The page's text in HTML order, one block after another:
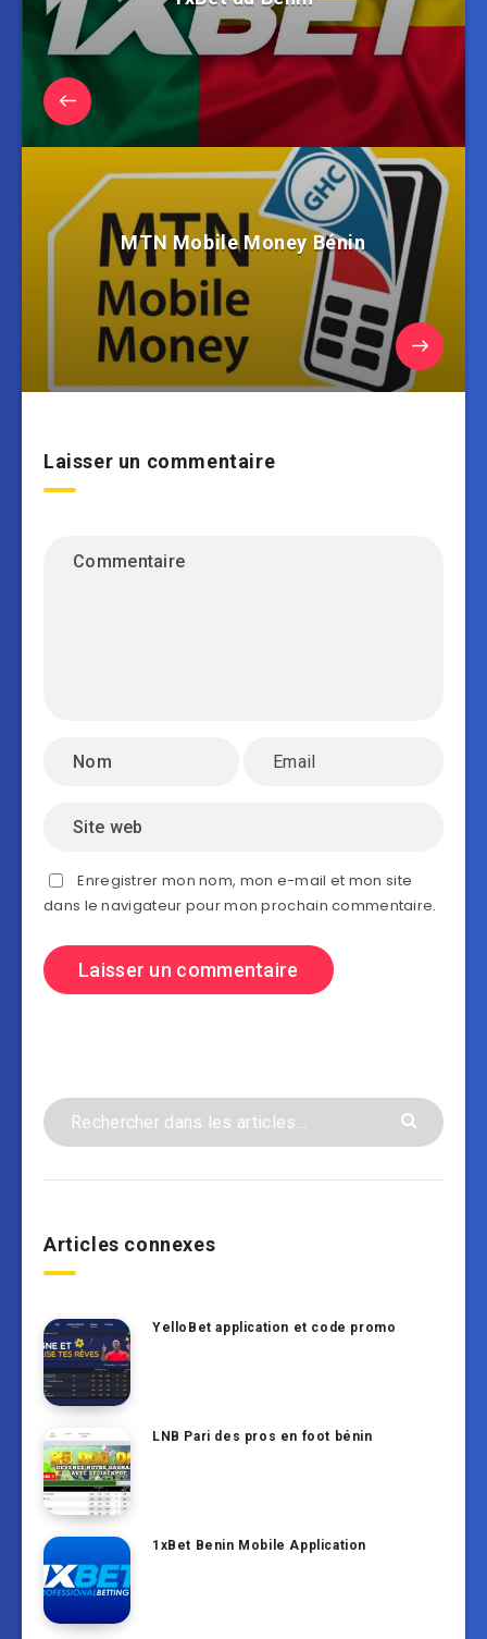
MTN Mobile Money Bénin
Laisser un commentaire
Enregistrer mon nom, mon e-mail et mon site
dans le navigateur pour mon prochain commentaire.
Articles connexes
YelloBet application et code promo
LNB Pari des pros en foot bénin
1xBet Benin Mobile Application